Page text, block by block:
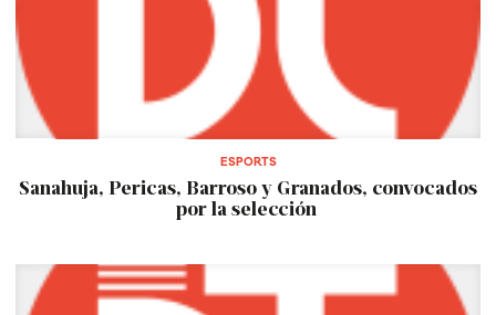
ESPORTS
Sanahuja, Pericas, Barroso y Granados, convocados
por la selección